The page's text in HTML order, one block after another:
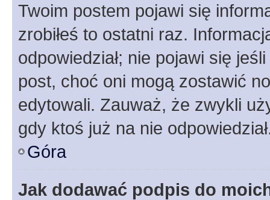
Twoim postem pojawi się
zrobiłeś to ostatni raz.
odpowiedział; nie pojawi się
post, choć oni mogą zostawić
edytowali. Zauważ, że zwykli
gdy ktoś już na nie
Góra
Jak dodawać podpis do